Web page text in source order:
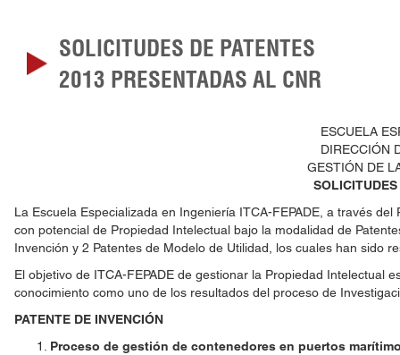
SOLICITUDES DE PATENTES
2013 PRESENTADAS AL CNR
ESCUELA
DIRECCIÓN
GESTIÓN DE
La Escuela Especializada en Ingeniería ITCA-FEPADE, a través
con potencial de Propiedad Intelectual bajo la modalidad de
Invención y 2 Patentes de Modelo de Utilidad, los cuales han sido
El objetivo de ITCA-FEPADE de gestionar la Propiedad Intelectual
conocimiento como uno de los resultados del proceso de
PATENTE DE INVENCIÓN
Proceso de gestión de contenedores en puertos